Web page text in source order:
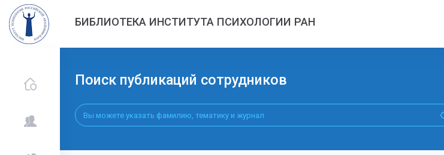
БИБЛИОТЕКА ИНСТИТУТА ПСИХОЛОГИИ РАН
Поиск публикаций сотрудников